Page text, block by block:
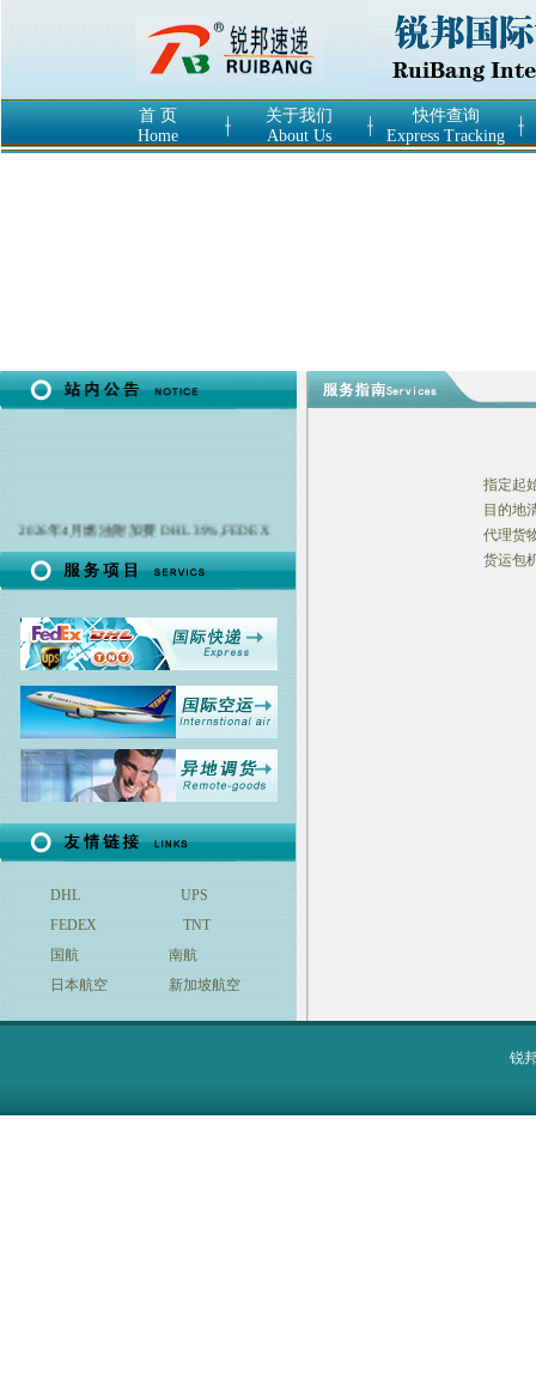
首 页
Home
关于我们
About Us
快件查询
Express Tracking
DHL
UPS
FEDEX
TNT
国航
南航
日本航空
新加坡航空
指定起
目的地
代理货
货运包
锐